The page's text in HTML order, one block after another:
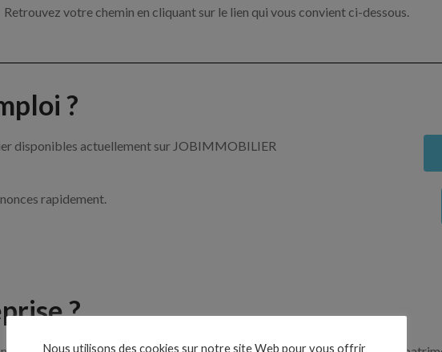
Retrouvez votre chemin en cliquant sur le lien qui vous convient ci-dessous.
?
disponibles actuellement sur JOBIMMOBILIER
rapidement.
?
Nous utilisons des cookies sur notre site Web pour vous offrir